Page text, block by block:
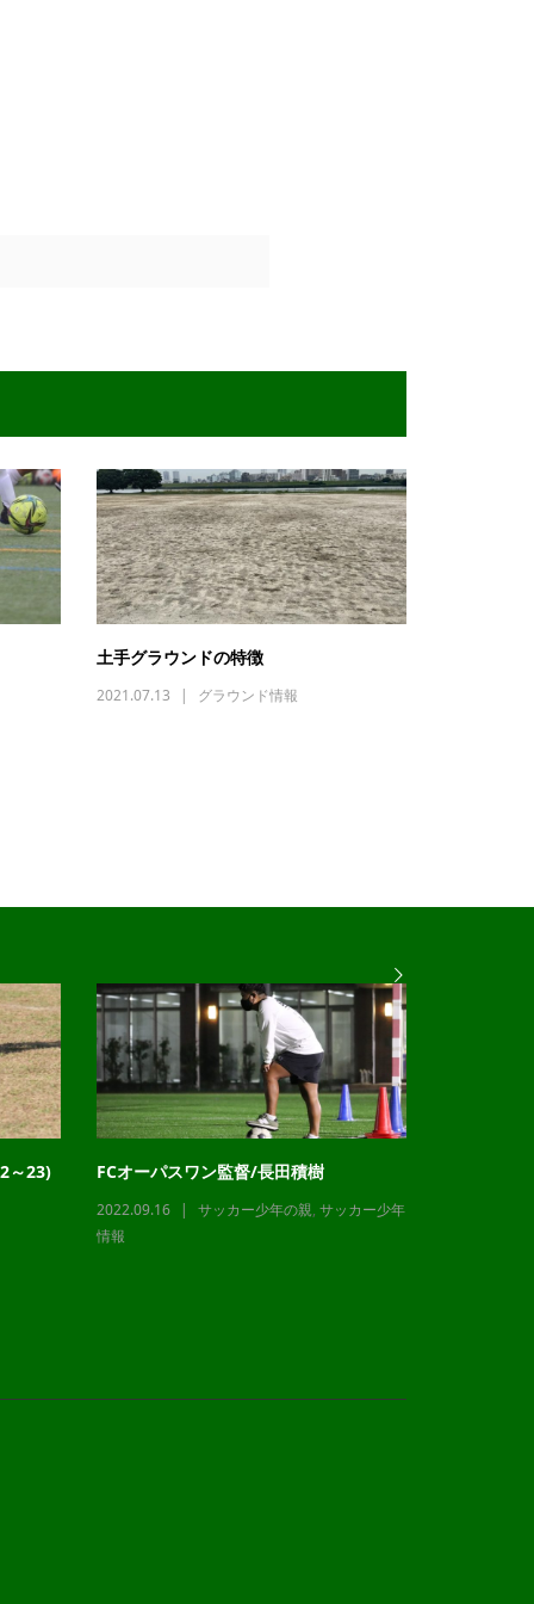
土手グラウンドの特徴
2021.07.13 グラウンド情報
～23) FCオーパスワン監督/長田積樹
2022.09.16 サッカー少年の親, サッカー少年
情報